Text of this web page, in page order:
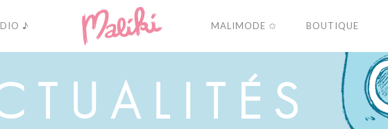
♪ MALIMODE ✩ BOUTIQUE
U A L É S